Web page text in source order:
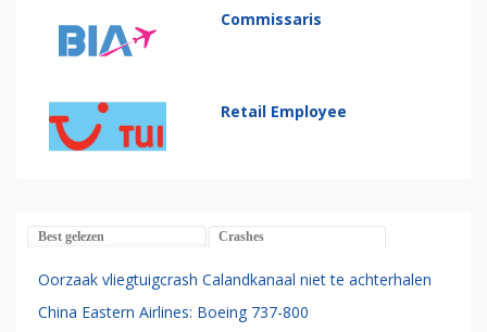
Commissaris
Retail Employee
Best gelezen Crashes
Oorzaak vliegtuigcrash Calandkanaal niet te achterhalen
China Eastern Airlines: Boeing 737-800